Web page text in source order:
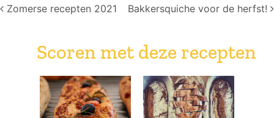
Post navigation
Zomerse recepten 2021 Bakkersquiche voor de herfst!
Scoren met deze recepten